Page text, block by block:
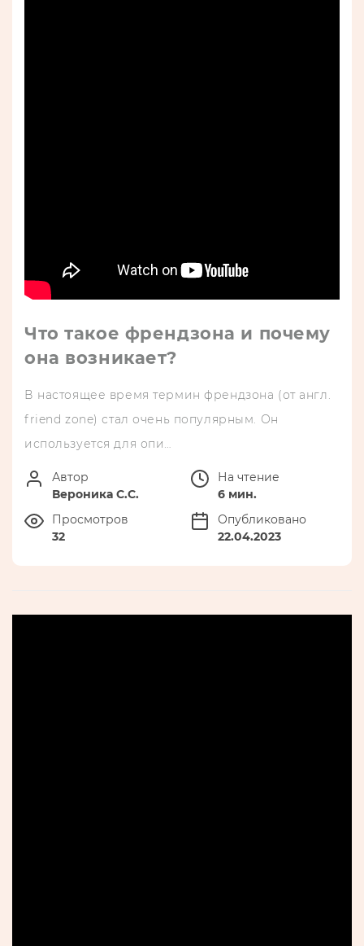
Что такое френдзона и почему
она возникает?
В настоящее время термин френдзона (от англ.
friend zone) стал очень популярным. Он
используется для опи…
Автор
Вероника С.С.
На чтение
6 мин.
Просмотров
32
Опубликовано
22.04.2023